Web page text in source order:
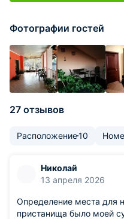
Фотографии гостей
27 отзывов
Расположение10
Николай
13 апреля 2026
Определение места для
пристанища было моей